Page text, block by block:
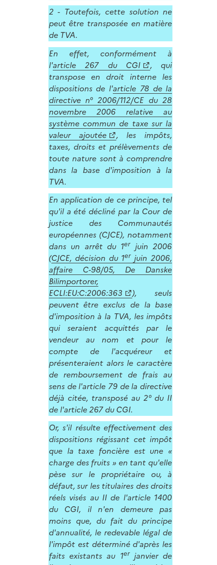
2 - Toutefois, cette solution ne
peut être transposée en matière
de TVA.
En effet, conformément à
l'article 267 du CGI
, qui
transpose en droit interne les
dispositions de l'article 78 de la
directive n° 2006/112/CE du 28
novembre 2006 relative au
système commun de taxe sur la
valeur ajoutée
, les impôts,
taxes, droits et prélèvements de
toute nature sont à comprendre
dans la base d'imposition à la
TVA.
En application de ce principe, tel
qu'il a été décliné par la Cour de
justice des Communautés
européennes (CJCE), notamment
dans un arrêt du 1erjuin 2006
(CJCE, décision du 1erjuin 2006,
affaire C-98/05, De Danske
Bilimportorer,
ECLI:EU:C:2006:363
), seuls
peuvent être exclus de la base
d'imposition à la TVA, les impôts
qui seraient acquittés par le
vendeur au nom et pour le
compte de l'acquéreur et
présenteraient alors le caractère
de remboursement de frais au
sens de l'article 79 de la directive
déjà citée, transposé au 2° du II
de l'article 267 du CGI.
Or, s'il résulte effectivement des
dispositions régissant cet impôt
que la taxe foncière est une «
charge des fruits » en tant qu'elle
pèse sur le propriétaire ou, à
défaut, sur les titulaires des droits
réels visés au II de l'article 1400
du CGI, il n'en demeure pas
moins que, du fait du principe
d'annualité, le redevable légal de
l'impôt est déterminé d'après les
faits existants au 1erjanvier de